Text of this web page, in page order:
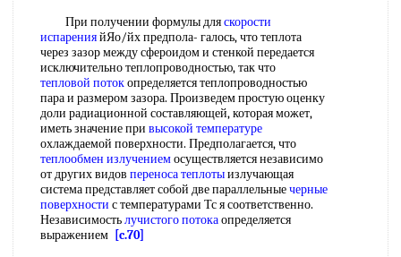
При получении формулы дляскорости
испаренияйЯо/йх предпола- галось, что теплота
через зазор между сфероидом и стенкой передается
исключительно теплопроводностью, так что
тепловой потокопределяется теплопроводностью
пара и размером зазора. Произведем простую оценку
доли радиационной составляющей, которая может,
иметь значение при высокой температуре
охлаждаемой поверхности. Предполагается, что
теплообмен излучениемосуществляется независимо
от других видов переноса теплотыизлучающая
система представляет собой две параллельныечерные
поверхности с температурами Тс я соответственно.
Независимостьлучистого потокаопределяется
выражением [c.70]